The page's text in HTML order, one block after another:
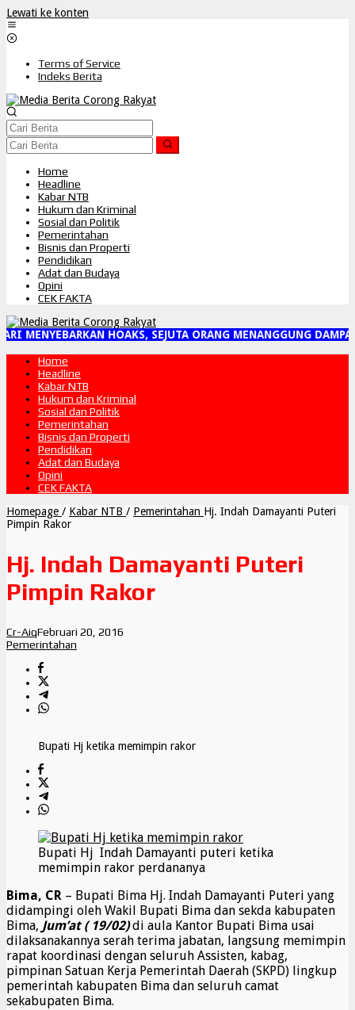
Lewati ke konten
Terms of Service
Indeks Berita
Home
Headline
Kabar NTB
Hukum dan Kriminal
Sosial dan Politik
Pemerintahan
Bisnis dan Properti
Pendidikan
Adat dan Budaya
Opini
CEK FAKTA
MENYEBARKAN HOAKS, SEJUTA ORANG MENANGGUNG
Home
Headline
Kabar NTB
Hukum dan Kriminal
Sosial dan Politik
Pemerintahan
Bisnis dan Properti
Pendidikan
Adat dan Budaya
Opini
CEK FAKTA
Homepage / Kabar NTB / Pemerintahan Hj. Indah Damayanti Puteri
Pimpin Rakor
Hj. Indah Damayanti Puteri
Pimpin Rakor
Cr-AiqFebruari 20, 2016
Pemerintahan
Bupati Hj ketika memimpin rakor
Bupati Hj Indah Damayanti puteri ketika
memimpin rakor perdananya
Bima, CR – Bupati Bima Hj. Indah Damayanti Puteri yang
didampingi oleh Wakil Bupati Bima dan sekda kabupaten
Bima, Jum’at ( 19/02)di aula Kantor Bupati Bima usai
dilaksanakannya serah terima jabatan, langsung memimpin
rapat koordinasi dengan seluruh Assisten, kabag,
pimpinan Satuan Kerja Pemerintah Daerah (SKPD) lingkup
pemerintah kabupaten Bima dan seluruh camat
sekabupaten Bima.